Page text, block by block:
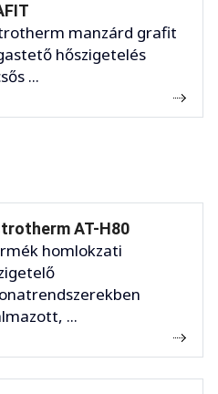
manzárd grafit
hőszigetelés
...
AT-H80
homlokzati
...